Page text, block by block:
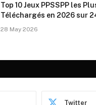
Top 10 Jeux PPSSPP les
Téléchargés en 2026 sur
28 May 2026
Twitter